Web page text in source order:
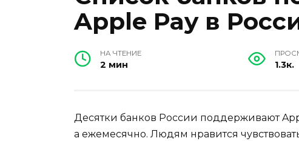
Apple Pay в
НА ЧТЕНИЕ
2 мин 1.3к.
Десятки банков России поддерживают
а ежемесячно. Людям нравится